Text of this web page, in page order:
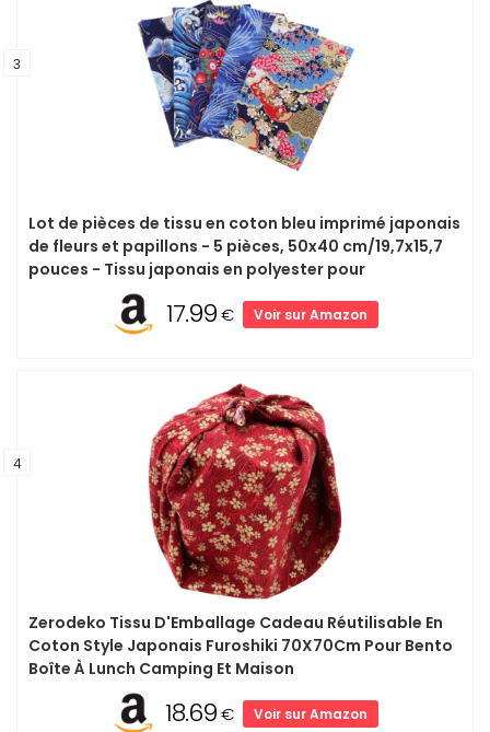
3
Lot de pièces de tissu en coton bleu imprimé japonais
de fleurs et papillons - 5 pièces, 50x40 cm/19,7x15,7
pouces - Tissu japonais en polyester pour
17.99€ Voir sur Amazon
4
Zerodeko Tissu D'Emballage Cadeau Réutilisable En
Coton Style Japonais Furoshiki 70X70Cm Pour Bento
Boîte À Lunch Camping Et Maison
18.69€ Voir sur Amazon